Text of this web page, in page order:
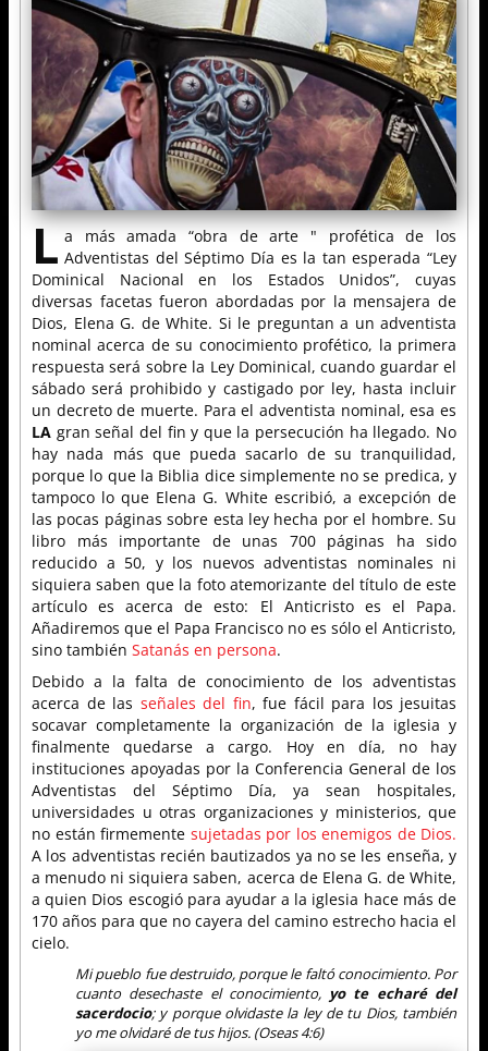
L a más amada “obra de arte " profética de los
Adventistas del Séptimo Día es la tan esperada “Ley
Dominical Nacional en los Estados Unidos”, cuyas
diversas facetas fueron abordadas por la mensajera de
Dios, Elena G. de White. Si le preguntan a un adventista
nominal acerca de su conocimiento profético, la primera
respuesta será sobre la Ley Dominical, cuando guardar el
sábado será prohibido y castigado por ley, hasta incluir
un decreto de muerte. Para el adventista nominal, esa es
LA gran señal del fin y que la persecución ha llegado. No
hay nada más que pueda sacarlo de su tranquilidad,
porque lo que la Biblia dice simplemente no se predica, y
tampoco lo que Elena G. White escribió, a excepción de
las pocas páginas sobre esta ley hecha por el hombre. Su
libro más importante de unas 700 páginas ha sido
reducido a 50, y los nuevos adventistas nominales ni
siquiera saben que la foto atemorizante del título de este
artículo es acerca de esto: El Anticristo es el Papa.
Añadiremos que el Papa Francisco no es sólo el Anticristo,
sino también Satanás en persona.
Debido a la falta de conocimiento de los adventistas
acerca de las señales del fin, fue fácil para los jesuitas
socavar completamente la organización de la iglesia y
finalmente quedarse a cargo. Hoy en día, no hay
instituciones apoyadas por la Conferencia General de los
Adventistas del Séptimo Día, ya sean hospitales,
universidades u otras organizaciones y ministerios, que
no están firmemente sujetadas por los enemigos de Dios.
A los adventistas recién bautizados ya no se les enseña, y
a menudo ni siquiera saben, acerca de Elena G. de White,
a quien Dios escogió para ayudar a la iglesia hace más de
170 años para que no cayera del camino estrecho hacia el
cielo.
Mi pueblo fue destruido, porque le faltó conocimiento. Por
cuanto desechaste el conocimiento, yo te echaré del
sacerdocio; y porque olvidaste la ley de tu Dios, también
yo me olvidaré de tus hijos. (Oseas 4:6)